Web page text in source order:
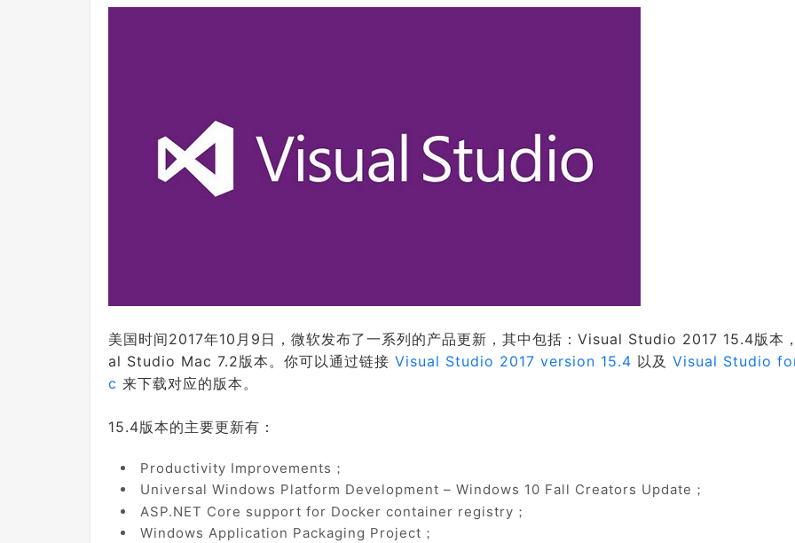
美国时间2017年10月9日，微软发布了一系列的产品更新，其中包括：Visual Studio 2017 15.4版本
al Studio Mac 7.2版本。你可以通过链接 Visual Studio 2017 version 15.4 以及 Visual Studio
c 来下载对应的版本。
15.4版本的主要更新有：
Productivity Improvements；
Universal Windows Platform Development – Windows 10 Fall Creators Update；
ASP.NET Core support for Docker container registry；
Windows Application Packaging Project；